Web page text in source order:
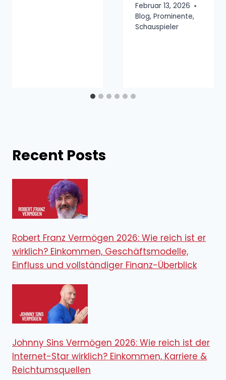
Februar 13, 2026
Blog, Prominente,
Schauspieler
Recent Posts
Robert Franz Vermögen 2026: Wie reich ist er
wirklich? Einkommen, Geschäftsmodelle,
Einfluss und vollständiger Finanz-Überblick
Johnny Sins Vermögen 2026: Wie reich ist der
Internet-Star wirklich? Einkommen, Karriere &
Reichtumsquellen